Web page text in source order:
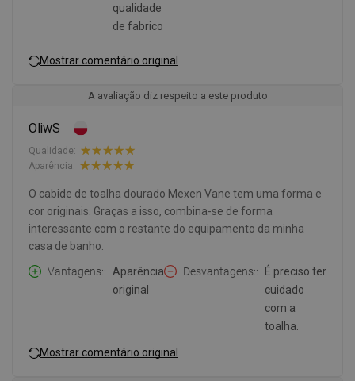
qualidade
de fabrico
Mostrar comentário original
A avaliação diz respeito a este produto
OliwS
Qualidade:
Aparência:
O cabide de toalha dourado Mexen Vane tem uma forma e
cor originais. Graças a isso, combina-se de forma
interessante com o restante do equipamento da minha
casa de banho.
Vantagens:
Aparência
original
Desvantagens:
É preciso ter
cuidado
com a
toalha.
Mostrar comentário original